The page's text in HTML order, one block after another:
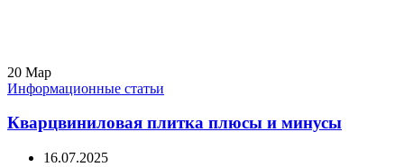
20 Мар
Информационные статьи
Кварцвиниловая плитка плюсы и минусы
16.07.2025